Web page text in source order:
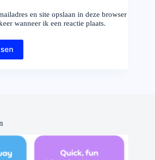
en site opslaan in deze browser
wanneer ik een reactie plaats.